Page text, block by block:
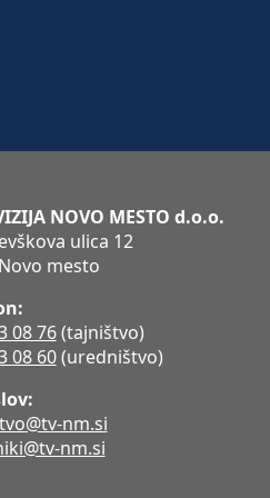
NOVO MESTO d.o.o.
ulica 12
mesto
08 76(tajništvo)
08 60(uredništvo)
nm.si
nm.si